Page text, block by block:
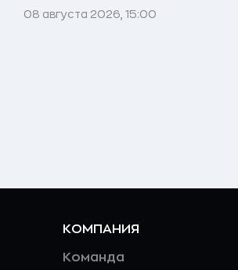
08 августа 2026, 15:00
КОМПАНИЯ
Команда